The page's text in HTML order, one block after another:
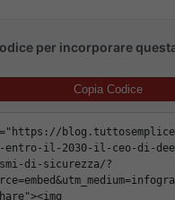
per incorporare
Copia Codice